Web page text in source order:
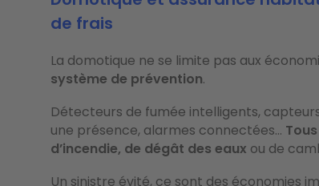
de frais
La domotique ne se limite pas aux
système de prévention.
Détecteurs de fumée intelligents,
une présence, alarmes connectées…
d’incendie, de dégât des eaux ou de
Un sinistre évité, ce sont des économies